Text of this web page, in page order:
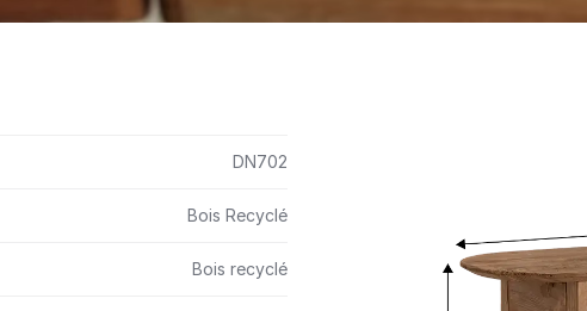
DN702
Bois Recyclé
Bois recyclé